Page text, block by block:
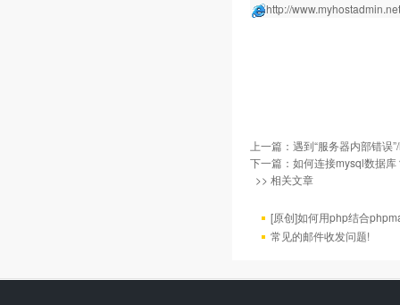
http://
上一篇： 遇到“服务器内部错误
下一篇： 如何连接mysql数据库
>> 相关文章
[原创]如何用php结合
常见的邮件收发问题!